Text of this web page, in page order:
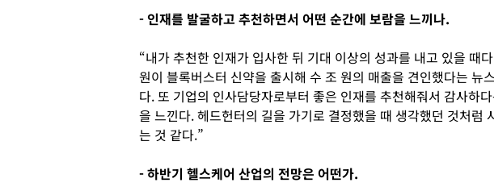
- 인재를 발굴하고 추천하면서 어떤 순간에 보람을 느끼나.
“내가 추천한 인재가 입사한 뒤 기대 이상의 성과를 내고 있을 때
원이 블록버스터 신약을 출시해 수 조 원의 매출을 견인했다는 뉴
다. 또 기업의 인사담당자로부터 좋은 인재를 추천해줘서 감사하
을 느낀다. 헤드헌터의 길을 가기로 결정했을 때 생각했던 것처럼
는 것 같다.”
- 하반기 헬스케어 산업의 전망은 어떤가.